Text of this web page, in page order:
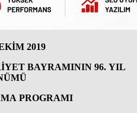
2019
96. YIL
PROGRAMI